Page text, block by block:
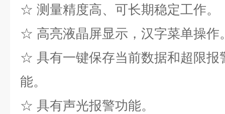
☆ 测量精度高、可长期稳定工作。
☆ 高亮液晶屏显示，汉字菜单操作
☆ 具有一键保存当前数据和超限报
能。
☆ 具有声光报警功能。